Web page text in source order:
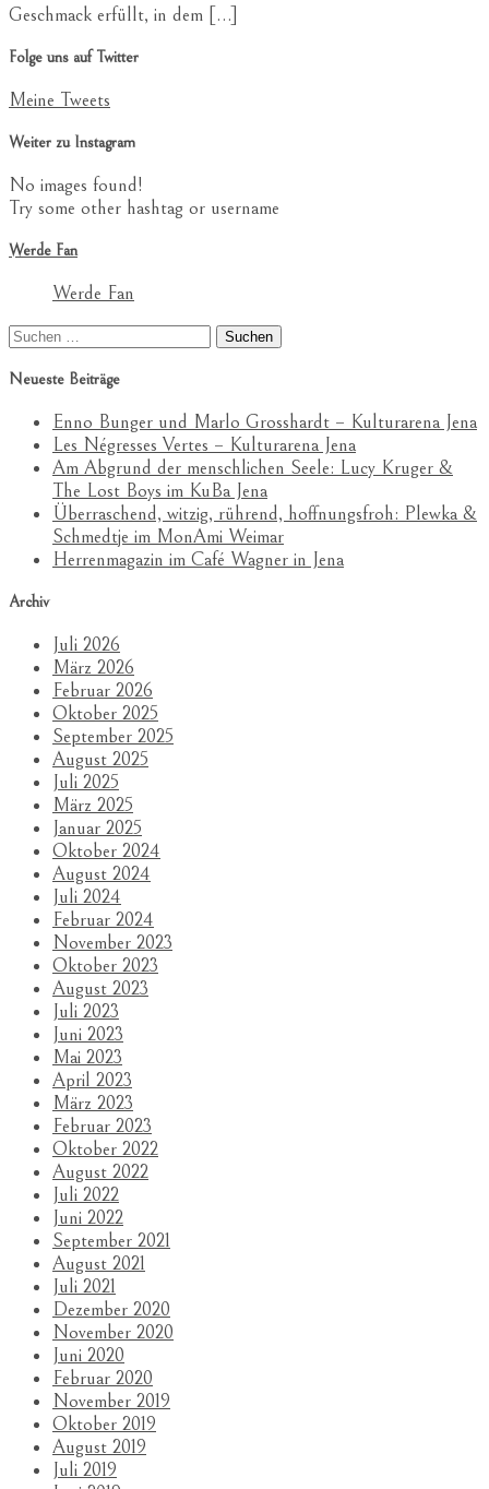
Geschmack erfüllt, in dem […]
Folge uns auf Twitter
Meine Tweets
Weiter zu Instagram
No images found!
Try some other hashtag or username
Werde Fan
Werde Fan
Suchen
Neueste Beiträge
Enno Bunger und Marlo Grosshardt – Kulturarena Jena
Les Négresses Vertes – Kulturarena Jena
Am Abgrund der menschlichen Seele: Lucy Kruger &
The Lost Boys im KuBa Jena
Überraschend, witzig, rührend, hoffnungsfroh: Plewka &
Schmedtje im MonAmi Weimar
Herrenmagazin im Café Wagner in Jena
Archiv
Juli 2026
März 2026
Februar 2026
Oktober 2025
September 2025
August 2025
Juli 2025
März 2025
Januar 2025
Oktober 2024
August 2024
Juli 2024
Februar 2024
November 2023
Oktober 2023
August 2023
Juli 2023
Juni 2023
Mai 2023
April 2023
März 2023
Februar 2023
Oktober 2022
August 2022
Juli 2022
Juni 2022
September 2021
August 2021
Juli 2021
Dezember 2020
November 2020
Juni 2020
Februar 2020
November 2019
Oktober 2019
August 2019
Juli 2019